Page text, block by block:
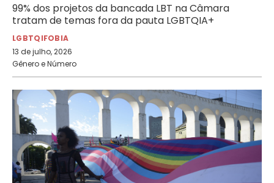
99% dos projetos da bancada LBT na Câmara
tratam de temas fora da pauta LGBTQIA+
LGBTQIFOBIA
13 de julho, 2026
Gênero e Número